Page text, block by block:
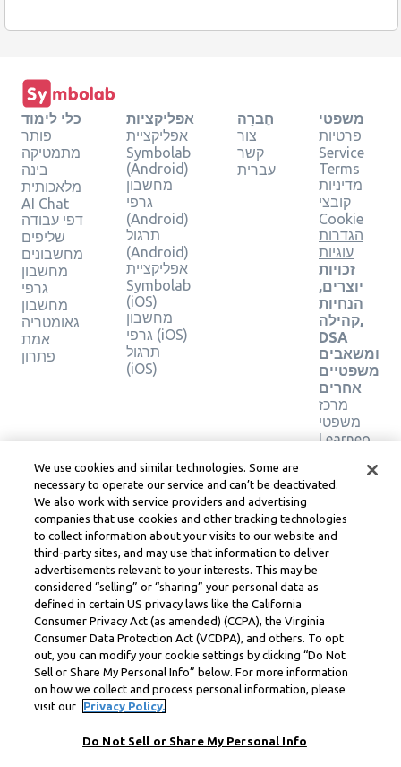
כלי לימוד
פותר
מתמטיקה
בינה
מלאכותית
AI Chat
דפי עבודה
שליפים
מחשבונים
מחשבון
גרפי
מחשבון
גאומטריה
אמת
פתרון
אפליקציות
אפליקציית
Symbolab
(Android)
מחשבון
גרפי
(Android)
תרגול
(Android)
אפליקציית
Symbolab
(iOS)
מחשבון
גרפי (iOS)
תרגול
(iOS)
חֶברָה
צור
קשר
עברית
משפטי
פרטיות
Service
Terms
מדיניות
קובצי
Cookie
הגדרות
עוגיות
זכויות
יוצרים,
הנחיות
קהילה,
DSA
ומשאבים
משפטיים
אחרים
מרכז
משפטי
Learneo
של
Symbolab, a Learneo, Inc. business
© Learneo, Inc. 2024
We use cookies and similar technologies. Some are
necessary to operate our service and can’t be deactivated.
We also work with service providers and advertising
companies that use cookies and other tracking technologies
to collect information about your visits to our website and
third-party sites, and may use that information to deliver
advertisements relevant to your interests. This may be
considered “selling” or “sharing” your personal data as
defined in certain US privacy laws like the California
Consumer Privacy Act (as amended) (CCPA), the Virginia
Consumer Data Protection Act (VCDPA), and others. To opt
out, you can modify your cookie settings by clicking “Do Not
Sell or Share My Personal Info” below. For more information
on how we collect and process personal information, please
visit our
Privacy Policy.
Do Not Sell or Share My Personal Info